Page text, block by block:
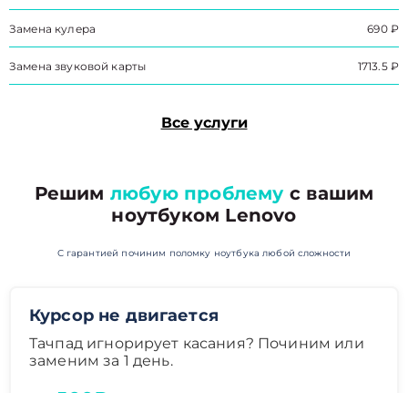
Замена кулера 690 ₽
Замена звуковой карты 1713.5 ₽
Все услуги
Решим любую проблему с вашим
ноутбуком Lenovo
С гарантией починим поломку ноутбука любой сложности
Курсор не двигается
Тачпад игнорирует касания? Починим или
заменим за 1 день.